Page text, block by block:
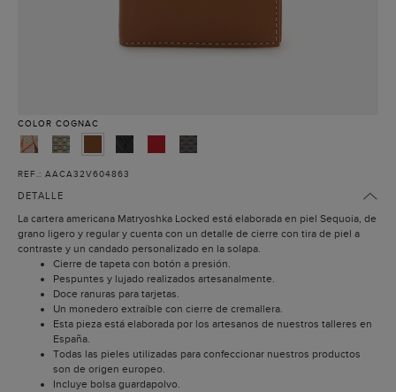
COLOR COGNAC
REF.: AACA32V604863
DETALLE
La cartera americana Matryoshka Locked está elaborada en piel Sequoia, de
grano ligero y regular y cuenta con un detalle de cierre con tira de piel a
contraste y un candado personalizado en la solapa.
Cierre de tapeta con botón a presión.
Pespuntes y lujado realizados artesanalmente.
Doce ranuras para tarjetas.
Un monedero extraíble con cierre de cremallera.
Esta pieza está elaborada por los artesanos de nuestros talleres en
España.
Todas las pieles utilizadas para confeccionar nuestros productos
son de origen europeo.
Incluye bolsa guardapolvo.